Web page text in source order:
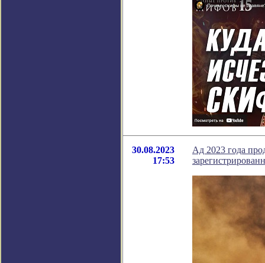
30.08.2023
17:53
Ад 2023 года